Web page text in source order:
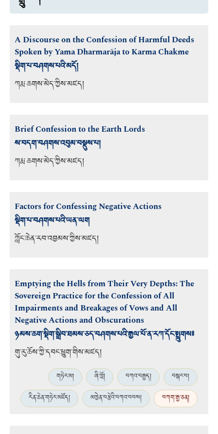
A Discourse on the Confession of Harmful Deeds
Spoken by Yama Dharmarāja to Karma Chakme
སྡིག་པ་བཤགས་པའི་མདོ།
ཀརྨ་ཆགས་མེད་ཀྱིས་མཛད།
Brief Confession to the Earth Lords
ས་བདག་བཤགས་འབུམ་བསྡུས་པ།
ཀརྨ་ཆགས་མེད་ཀྱིས་མཛད།
Factors for Confessing Negative Actions
སྡིག་པ་བཤགས་པའི་ཡན་ལག
ཀློང་ཆེན་རབ་འབྱམས་ཀྱིས་མཛད།
Emptying the Hells from Their Very Depths: The
Sovereign Practice for the Confession of All
Impairments and Breakages of Vows and All
Negative Actions and Obscurations
ཉམས་ཆག་སྡིག་སྒྲིབ་ཐམས་ཅད་བཤགས་པའི་རྒྱལ་པོ་ན་རཀ་དོང་སྤྲུགས༔
གུ་རུ་ཆོས་ཀྱི་དབང་ཕྱུག་གིས་མཛད།
གཏེར་མ། ཞི་ཁྲོ། བཀའ་བརྒྱད།
བསྐང་བ།
རིན་ཆེན་གཏེར་མཛོད།
མཁྱེན་བརྩེའི་བཀའ་བབས། བཀག་རྒྱ་ཅན།